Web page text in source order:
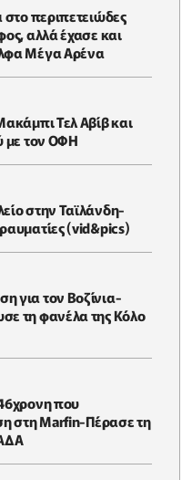
στο περιπετειώδες
αλλά έχασε και
Μέγα Αρένα
Τελ Αβίβ και
με τον ΟΦΗ
στην Ταϊλάνδη-
(vid&pics)
για τον Βοζίνια-
τη φανέλα της Κόλο
που
στη Marfin-Πέρασε τη